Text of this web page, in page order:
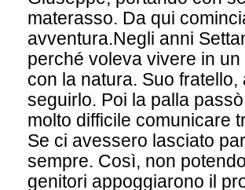
materasso. Da qui
avventura.Negli anni
perché voleva vivere in
con la natura. Suo
seguirlo. Poi la palla
molto difficile comunicare
Se ci avessero lasciato
sempre. Così, non
genitori appoggiarono il